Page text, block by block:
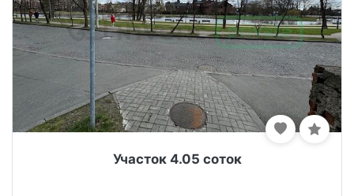
Участок 4.05 соток